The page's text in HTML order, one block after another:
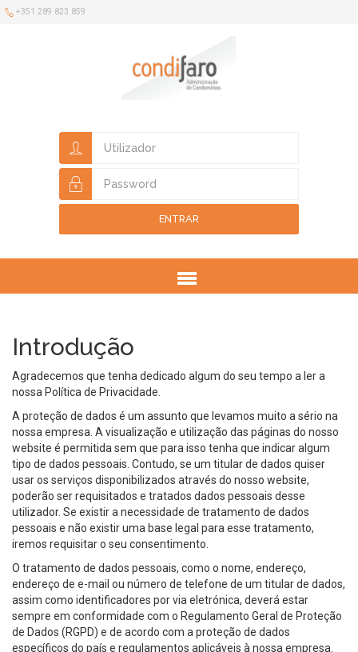
+351 289 823 859
ENTRAR
Menu
Introdução
Agradecemos que tenha dedicado algum do seu tempo a ler a
nossa Política de Privacidade.
A proteção de dados é um assunto que levamos muito a sério na
nossa empresa. A visualização e utilização das páginas do nosso
website é permitida sem que para isso tenha que indicar algum
tipo de dados pessoais. Contudo, se um titular de dados quiser
usar os serviços disponibilizados através do nosso website,
poderão ser requisitados e tratados dados pessoais desse
utilizador. Se existir a necessidade de tratamento de dados
pessoais e não existir uma base legal para esse tratamento,
iremos requisitar o seu consentimento.
O tratamento de dados pessoais, como o nome, endereço,
endereço de e-mail ou número de telefone de um titular de dados,
assim como identificadores por via eletrónica, deverá estar
sempre em conformidade com o Regulamento Geral de Proteção
de Dados (RGPD) e de acordo com a proteção de dados
específicos do país e regulamentos aplicáveis à nossa empresa.